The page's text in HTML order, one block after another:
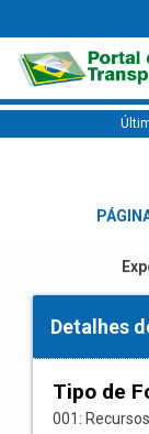
Detalhes
Tipo de
001: